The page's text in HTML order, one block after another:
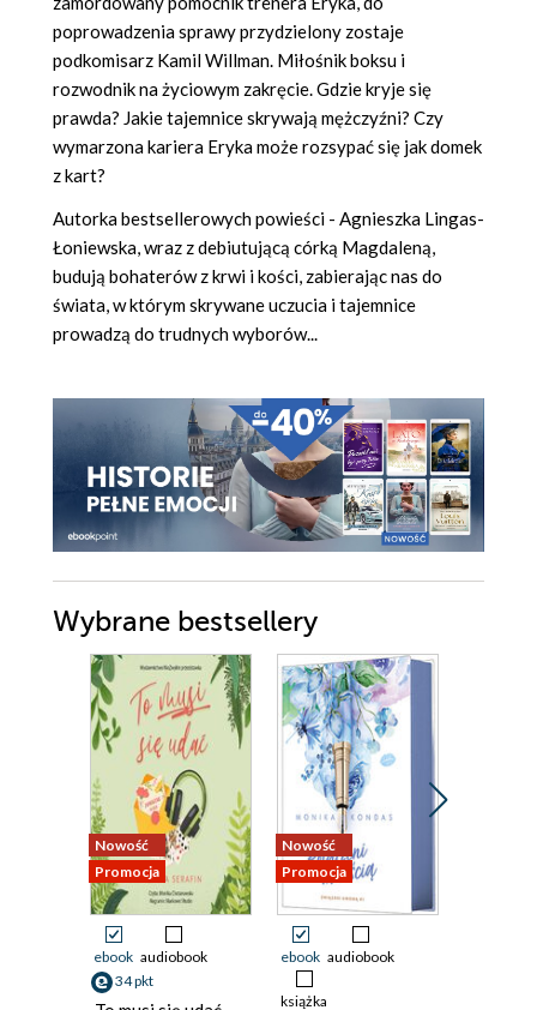
poprowadzenia sprawy przydzielony zostaje
podkomisarz Kamil Willman. Miłośnik boksu i
rozwodnik na życiowym zakręcie. Gdzie kryje się
prawda? Jakie tajemnice skrywają mężczyźni? Czy
wymarzona kariera Eryka może rozsypać się jak domek
z kart?
Autorka bestsellerowych powieści - Agnieszka Lingas-
Łoniewska, wraz z debiutującą córką Magdaleną,
budują bohaterów z krwi i kości, zabierając nas do
świata, w którym skrywane uczucia i tajemnice
prowadzą do trudnych wyborów...
Wybrane bestsellery
Nowość
Promocja
ebook audiobook
34 pkt
Nowość
Promocja
ebook audiobook
książka